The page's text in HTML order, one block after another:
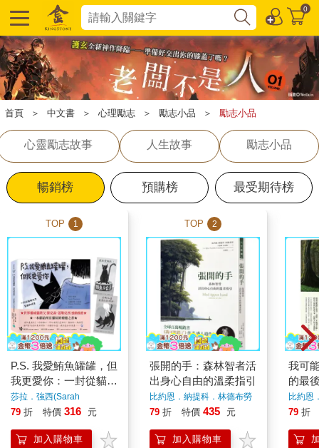
0
首頁 ＞ 中文書 ＞ 心理勵志 ＞ 勵志小品 ＞ 勵志小品
心靈勵志故事 人生故事 勵志小品
暢銷榜 預購榜 最受期待榜
TOP 1
P.S. 我愛鮪魚罐罐，但
我更愛你：一封從貓咪
天堂寄回的情書【折口
附贈永遠想念藏書卡】
莎拉．強西(Sarah
Chauncey) 著
79 折 特價 316 元
加入購物車
TOP 2
張開的手：森林智者活
出身心自由的溫柔指引
比約恩．納提科．林德布勞
（Björn Natthiko
Lindeblad）、卡洛琳．班
克勒（Caroline Bankler）
著
79 折 特價 435 元
加入購物車
我可
的最
比約恩
勞，卡
德．莫
79 折